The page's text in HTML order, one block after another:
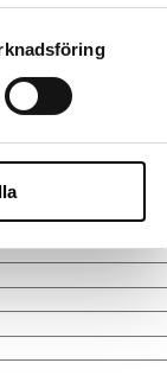
eller vill